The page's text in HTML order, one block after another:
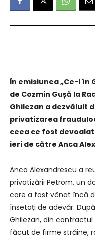
În emisiunea „Ce-i în
de Cozmin Gușă la
Ghilezan a dezvăluit
privatizarea
ceea ce fost
ieri de către Anca
Anca Alexandrescu a
privatizării Petrom, un
care a fost vânat încă
însetați de adevăr.
Ghilezan, din
făcut de firme străine,